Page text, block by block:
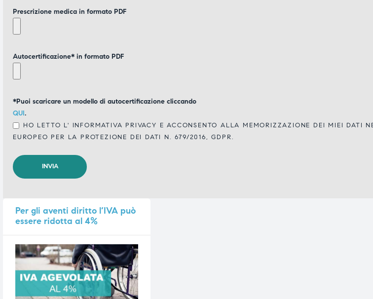
Prescrizione medica in formato PDF
Autocertificazione* in formato PDF
*Puoi scaricare un modello di autocertificazione cliccando
QUI.
HO LETTO L' INFORMATIVA PRIVACY E ACCONSENTO ALLA MEMORIZZAZIONE DEI MIEI DATI
EUROPEO PER LA PROTEZIONE DEI DATI N. 679/2016, GDPR.
Per gli aventi diritto l’IVA può
essere ridotta al 4%